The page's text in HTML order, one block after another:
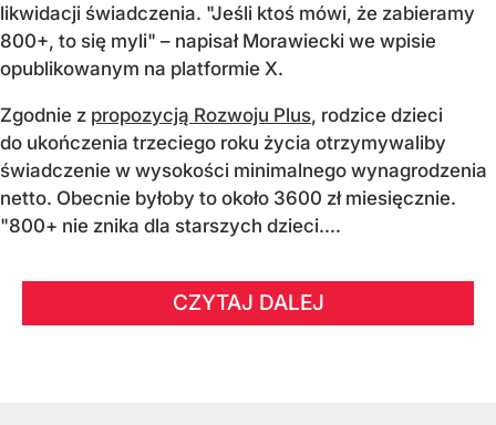
likwidacji świadczenia. "Jeśli ktoś mówi, że zabieramy
800+, to się myli" – napisał Morawiecki we wpisie
opublikowanym na platformie X.
Zgodnie z propozycją Rozwoju Plus, rodzice dzieci
do ukończenia trzeciego roku życia otrzymywaliby
świadczenie w wysokości minimalnego wynagrodzenia
netto. Obecnie byłoby to około 3600 zł miesięcznie.
"800+ nie znika dla starszych dzieci....
CZYTAJ DALEJ